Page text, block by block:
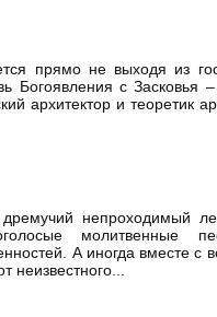
прямо не выходя из
Богоявления с Засковья
архитектор и теоретик
непроходимый
молитвенные
А иногда вместе с
неизвестного...